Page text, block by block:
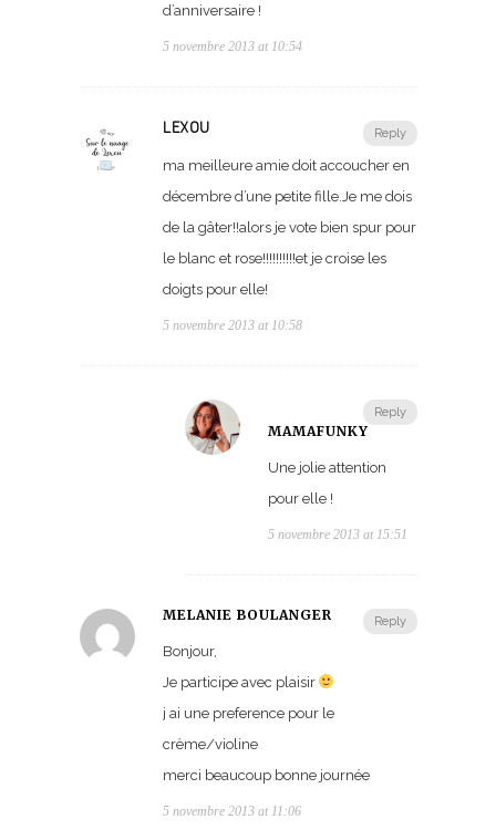
d’anniversaire !
5 novembre 2013 at 10:54
Reply
LEXOU
ma meilleure amie doit accoucher en
décembre d’une petite fille.Je me dois
de la gâter!!alors je vote bien spur pour
le blanc et rose!!!!!!!!!!et je croise les
doigts pour elle!
5 novembre 2013 at 10:58
Reply
MAMAFUNKY
Une jolie attention
pour elle !
5 novembre 2013 at 15:51
Reply
MELANIE BOULANGER
Bonjour,
Je participe avec plaisir
j ai une preference pour le
crème/violine
merci beaucoup bonne journée
5 novembre 2013 at 11:06